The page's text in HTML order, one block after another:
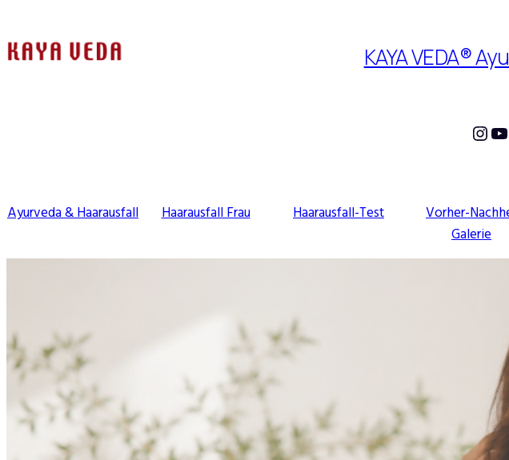
KAYA VEDA®
Ayurveda & Haarausfall Haarausfall Frau Haarausfall-Test
Vorher-
Galerie